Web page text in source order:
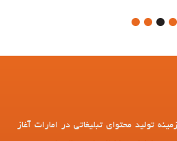
1
را از سال 2005 در زمینه تولید محتوای تبلیغاتی در امارات آغاز